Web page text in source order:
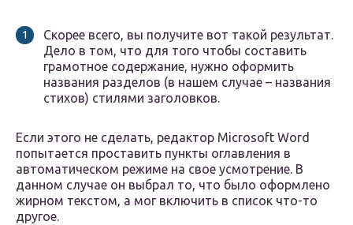
Скорее всего, вы получите вот такой результат.
Дело в том, что для того чтобы составить
грамотное содержание, нужно оформить
названия разделов (в нашем случае – названия
стихов) стилями заголовков.
Если этого не сделать, редактор Microsoft Word
попытается проставить пункты оглавления в
автоматическом режиме на свое усмотрение. В
данном случае он выбрал то, что было оформлено
жирном текстом, а мог включить в список что-то
другое.